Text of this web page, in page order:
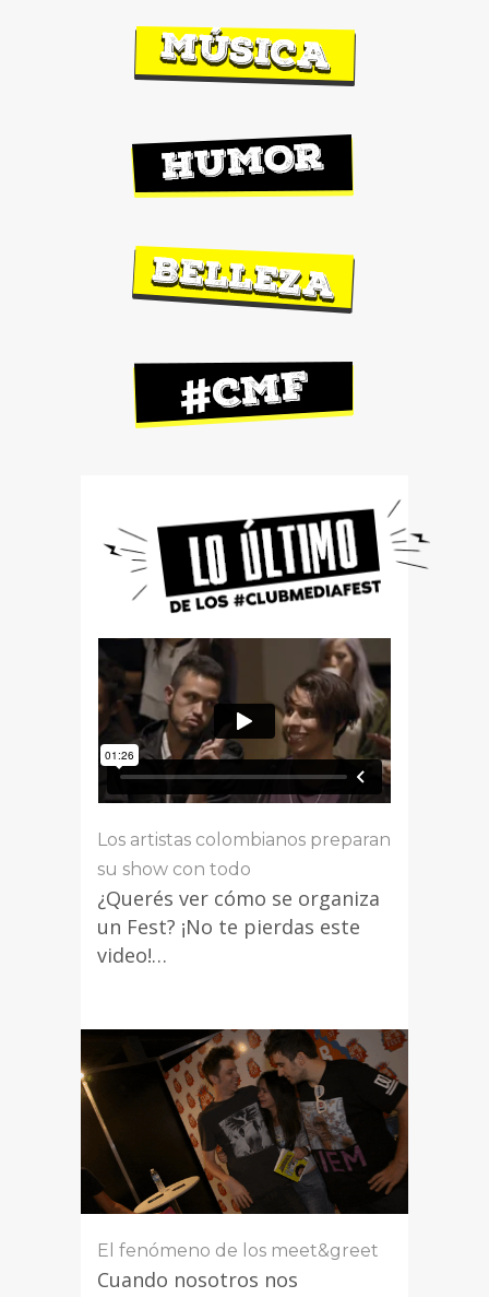
Los artistas colombianos preparan
su show con todo
¿Querés ver cómo se organiza
un Fest? ¡No te pierdas este
video!…
El fenómeno de los meet&greet
Cuando nosotros nos